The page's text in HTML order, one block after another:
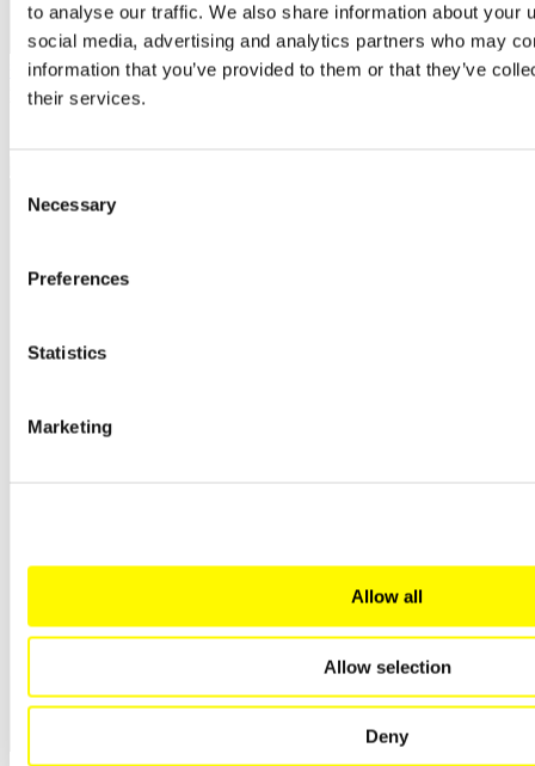
to analyse our traffic. We also share information about your
social media, advertising and analytics partners who may
information that you’ve provided to them or that they’ve
their services.
Selection
Necessary
Preferences
Statistics
Marketing
Allow all
Allow selection
Deny
熱風循環式チャンバー炉 NA 500/65
動画ファイル